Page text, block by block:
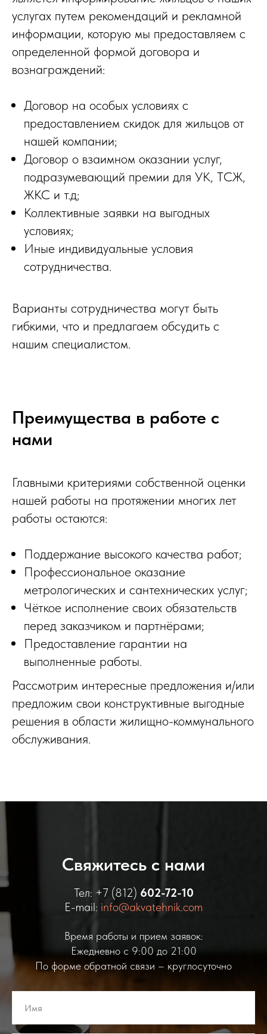
услугах путем рекомендаций и рекламной
информации, которую мы предоставляем с
определенной формой договора и
вознаграждений:
Договор на особых условиях с
предоставлением скидок для жильцов от
нашей компании;
Договор о взаимном оказании услуг,
подразумевающий премии для УК, ТСЖ,
ЖКС и т.д;
Коллективные заявки на выгодных
условиях;
Иные индивидуальные условия
сотрудничества.
Варианты сотрудничества могут быть
гибкими, что и предлагаем обсудить с
нашим специалистом.
Преимущества в работе с
нами
Главными критериями собственной оценки
нашей работы на протяжении многих лет
работы остаются:
Поддержание высокого качества работ;
Профессиональное оказание
метрологических и сантехнических услуг;
Чёткое исполнение своих обязательств
перед заказчиком и партнёрами;
Предоставление гарантии на
выполненные работы.
Рассмотрим интересные предложения и/или
предложим свои конструктивные выгодные
решения в области жилищно-коммунального
обслуживания.
Свяжитесь с нами
Тел: +7 (812) 602-72-10
E-mail: info@akvatehnik.com
Время работы и прием заявок:
Ежедневно с 9:00 до 21:00
По форме обратной связи – круглосуточно